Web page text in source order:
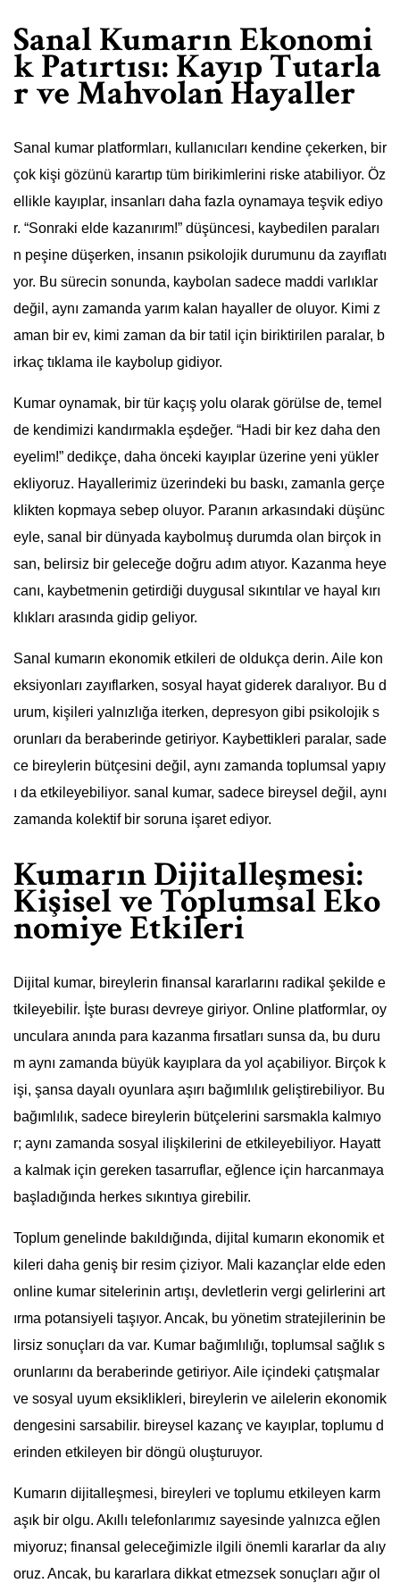
Sanal Kumarın Ekonomi
k Patırtısı: Kayıp Tutarla
r ve Mahvolan Hayaller
Sanal kumar platformları, kullanıcıları kendine çekerken, bir
çok kişi gözünü karartıp tüm birikimlerini riske atabiliyor. Öz
ellikle kayıplar, insanları daha fazla oynamaya teşvik ediyo
r. “Sonraki elde kazanırım!” düşüncesi, kaybedilen paraları
n peşine düşerken, insanın psikolojik durumunu da zayıflatı
yor. Bu sürecin sonunda, kaybolan sadece maddi varlıklar
değil, aynı zamanda yarım kalan hayaller de oluyor. Kimi z
aman bir ev, kimi zaman da bir tatil için biriktirilen paralar, b
irkaç tıklama ile kaybolup gidiyor.
Kumar oynamak, bir tür kaçış yolu olarak görülse de, temel
de kendimizi kandırmakla eşdeğer. “Hadi bir kez daha den
eyelim!” dedikçe, daha önceki kayıplar üzerine yeni yükler
ekliyoruz. Hayallerimiz üzerindeki bu baskı, zamanla gerçe
klikten kopmaya sebep oluyor. Paranın arkasındaki düşünc
eyle, sanal bir dünyada kaybolmuş durumda olan birçok in
san, belirsiz bir geleceğe doğru adım atıyor. Kazanma heye
canı, kaybetmenin getirdiği duygusal sıkıntılar ve hayal kırı
klıkları arasında gidip geliyor.
Sanal kumarın ekonomik etkileri de oldukça derin. Aile kon
eksiyonları zayıflarken, sosyal hayat giderek daralıyor. Bu d
urum, kişileri yalnızlığa iterken, depresyon gibi psikolojik s
orunları da beraberinde getiriyor. Kaybettikleri paralar, sade
ce bireylerin bütçesini değil, aynı zamanda toplumsal yapıy
ı da etkileyebiliyor. sanal kumar, sadece bireysel değil, aynı
zamanda kolektif bir soruna işaret ediyor.
Kumarın Dijitalleşmesi:
Kişisel ve Toplumsal Eko
nomiye Etkileri
Dijital kumar, bireylerin finansal kararlarını radikal şekilde e
tkileyebilir. İşte burası devreye giriyor. Online platformlar, oy
unculara anında para kazanma fırsatları sunsa da, bu duru
m aynı zamanda büyük kayıplara da yol açabiliyor. Birçok k
işi, şansa dayalı oyunlara aşırı bağımlılık geliştirebiliyor. Bu
bağımlılık, sadece bireylerin bütçelerini sarsmakla kalmıyo
r; aynı zamanda sosyal ilişkilerini de etkileyebiliyor. Hayatt
a kalmak için gereken tasarruflar, eğlence için harcanmaya
başladığında herkes sıkıntıya girebilir.
Toplum genelinde bakıldığında, dijital kumarın ekonomik et
kileri daha geniş bir resim çiziyor. Mali kazançlar elde eden
online kumar sitelerinin artışı, devletlerin vergi gelirlerini art
ırma potansiyeli taşıyor. Ancak, bu yönetim stratejilerinin be
lirsiz sonuçları da var. Kumar bağımlılığı, toplumsal sağlık s
orunlarını da beraberinde getiriyor. Aile içindeki çatışmalar
ve sosyal uyum eksiklikleri, bireylerin ve ailelerin ekonomik
dengesini sarsabilir. bireysel kazanç ve kayıplar, toplumu d
erinden etkileyen bir döngü oluşturuyor.
Kumarın dijitalleşmesi, bireyleri ve toplumu etkileyen karm
aşık bir olgu. Akıllı telefonlarımız sayesinde yalnızca eğlen
miyoruz; finansal geleceğimizle ilgili önemli kararlar da alıy
oruz. Ancak, bu kararlara dikkat etmezsek sonuçları ağır ol